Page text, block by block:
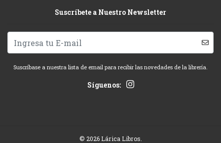
Suscríbete a Nuestro Newsletter
Suscríbase a nuestra lista de email para recibir las novedades de la librería.
Síguenos:
© 2026 Lárica Libros.